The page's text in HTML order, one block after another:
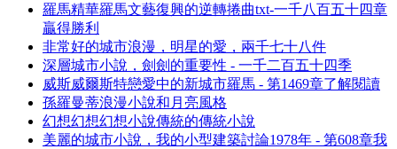
羅馬精華羅馬文藝復興的逆轉捲曲txt-一千八百五十四章
贏得勝利
非常好的城市浪漫，明星的愛，兩千七十八件
深層城市小說，劍劍的重要性 - 一千二百五十四季
威斯威爾斯特戀愛中的新城市羅馬 - 第1469章了解閱讀
孫羅曼蒂浪漫小說和月亮風格
幻想幻想幻想小說傳統的傳統小說
美麗的城市小說，我的小型建築討論1978年 - 第608章我